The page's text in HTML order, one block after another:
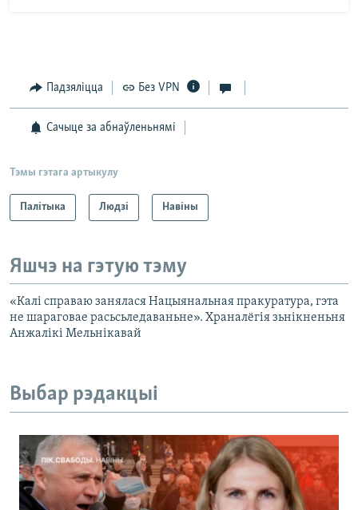
Падзяліцца Без VPN
Сачыце за абнаўленьнямі
Тэмы гэтага артыкулу
Палітыка Людзі Навіны
Яшчэ на гэтую тэму
«Калі справаю занялася Нацыянальная пракуратура, гэта
не шараговае расьсьледаваньне». Храналёгія зьнікненьня
Анжалікі Мельнікавай
Выбар рэдакцыі